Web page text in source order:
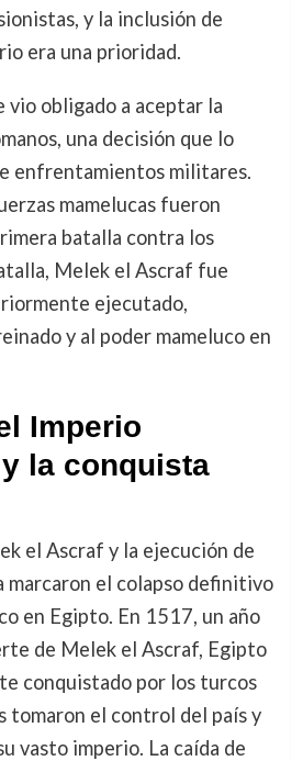
y la inclusión de
era una prioridad.
vio obligado a aceptar la
una decisión que lo
enfrentamientos militares.
mamelucas fueron
batalla contra los
Melek el Ascraf fue
ejecutado,
y al poder mameluco en
Imperio
la conquista
el Ascraf y la ejecución de
marcaron el colapso definitivo
en Egipto. En 1517, un año
de Melek el Ascraf, Egipto
conquistado por los turcos
tomaron el control del país y
vasto imperio. La caída de